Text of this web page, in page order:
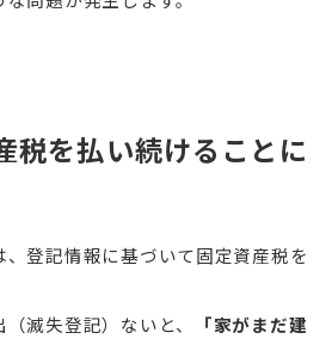
税を払い続けることに
登記情報に基づいて固定資産税を
滅失登記）ないと、
「家がまだ建